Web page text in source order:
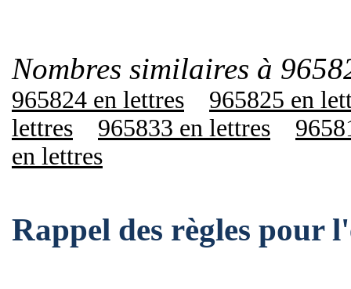
Nombres similaires à
965824 en lettres
965825 en
lettres
965833 en lettres
en lettres
Rappel des règles pour